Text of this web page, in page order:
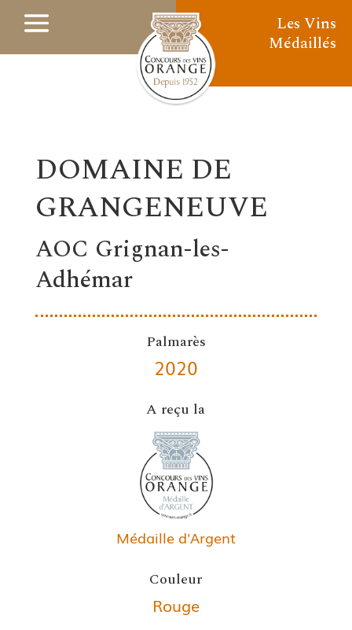
Les Vins
Médaillés
DOMAINE DE
GRANGENEUVE
AOC Grignan-les-
Adhémar
Palmarès
2020
A reçu la
Médaille d'Argent
Couleur
Rouge